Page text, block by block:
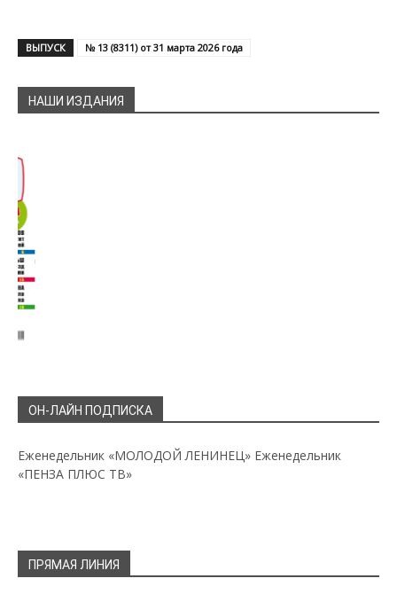
ВЫПУСК № 13 (8311) от 31 марта 2026 года
НАШИ ИЗДАНИЯ
ОН-ЛАЙН ПОДПИСКА
Еженедельник «МОЛОДОЙ ЛЕНИНЕЦ» Еженедельник
«ПЕНЗА ПЛЮС ТВ»
ПРЯМАЯ ЛИНИЯ